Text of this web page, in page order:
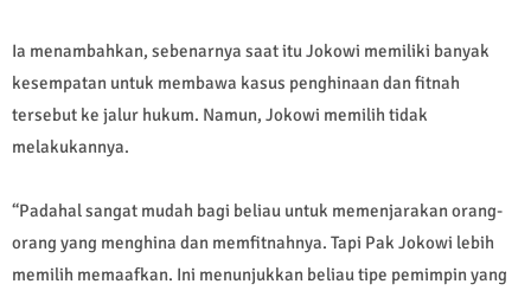
Ia menambahkan, sebenarnya saat itu Jokowi memiliki banyak
kesempatan untuk membawa kasus penghinaan dan fitnah
tersebut ke jalur hukum. Namun, Jokowi memilih tidak
melakukannya.
“Padahal sangat mudah bagi beliau untuk memenjarakan orang-
orang yang menghina dan memfitnahnya. Tapi Pak Jokowi lebih
memilih memaafkan. Ini menunjukkan beliau tipe pemimpin yang